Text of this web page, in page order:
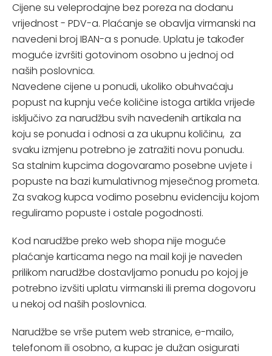
Cijene su veleprodajne bez poreza na dodanu
vrijednost - PDV-a. Plaćanje se obavlja virmanski na
navedeni broj IBAN-a s ponude. Uplatu je također
moguće izvršiti gotovinom osobno u jednoj od
naših poslovnica.
Navedene cijene u ponudi, ukoliko obuhvaćaju
popust na kupnju veće količine istoga artikla vrijede
isključivo za narudžbu svih navedenih artikala na
koju se ponuda i odnosi a za ukupnu količinu, za
svaku izmjenu potrebno je zatražiti novu ponudu.
Sa stalnim kupcima dogovaramo posebne uvjete i
popuste na bazi kumulativnog mjesečnog prometa.
Za svakog kupca vodimo posebnu evidenciju kojom
reguliramo popuste i ostale pogodnosti.
Kod narudžbe preko web shopa nije moguće
plaćanje karticama nego na mail koji je naveden
prilikom narudžbe dostavljamo ponudu po kojoj je
potrebno izvšiti uplatu virmanski ili prema dogovoru
u nekoj od naših poslovnica.
Narudžbe se vrše putem web stranice, e-mailo,
telefonom ili osobno, a kupac je dužan osigurati